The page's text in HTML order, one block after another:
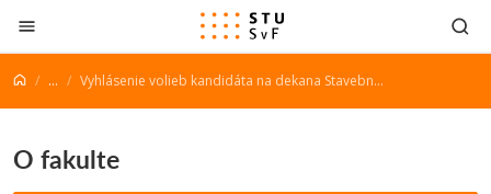
Prejsť na obsah
... Vyhlásenie volieb kandidáta na dekana Stavebnej fakulty STU v Bratislave na obdobie 2023 - 2027
O fakulte